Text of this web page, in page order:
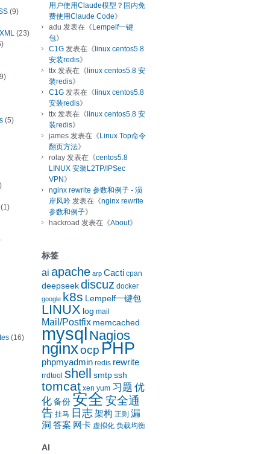
(9)
(23)
(5)
(16)
用户使用Claude模型？国内免
费使用Claude Code》
adu 发表在《 Lempelf一键
包》
C1G 发表在《 linux centos5.8
安装redis》
ttx 发表在《 linux centos5.8 安
装redis》
C1G 发表在《 linux centos5.8
安装redis》
ttx 发表在《 linux centos5.8 安
装redis》
james 发表在《 Linux Top命令
翻页方法》
rolay 发表在《centos5.8
LINUX 安装L2TP/IPSec
VPN 》
nginx rewrite 参数和例子 - 涢
岸风吟 发表在《nginx rewrite
参数和例子》
hackroad 发表在《About》
标签
ai apache arp Cacti cpan
deepseek discuz docker
google k8s Lempelf一键包
LINUX log mail
Mail/Postfix memcached
mysql Nagios
nginxocp PHP
phpmyadmin redis rewrite
rrdtool shell smtp ssh
tomcat xen yum 习题 优
化 备份 安全安全通
告 挂马 日志架构 正则 漏
洞 答案 网卡 虚拟化 负载均衡
AI